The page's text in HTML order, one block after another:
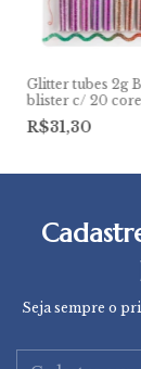
Glitter tubes 2g
blister c/ 20
R$31,30
Seja sempre o